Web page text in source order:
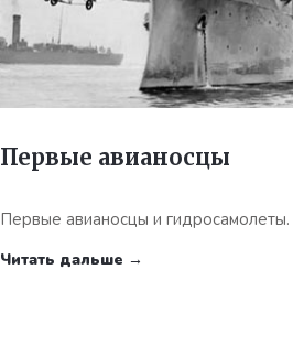
Первые авианосцы
Первые авианосцы и гидросамолеты.
Читать дальше →